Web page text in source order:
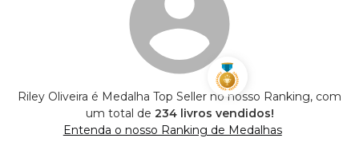
Riley Oliveira é Medalha Top Seller no nosso Ranking, com
um total de 234 livros vendidos!
Entenda o nosso Ranking de Medalhas